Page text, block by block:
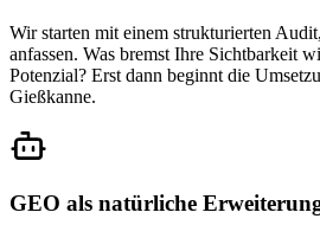
Wir starten mit einem strukturierten
anfassen. Was bremst Ihre Sichtbarkeit
Potenzial? Erst dann beginnt die
Gießkanne.
GEO als natürliche